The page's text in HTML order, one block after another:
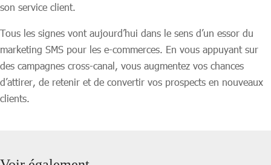
son service client.
Tous les signes vont aujourd’hui dans le sens d’un essor du
marketing SMS pour les e-commerces. En vous appuyant sur
des campagnes cross-canal, vous augmentez vos chances
d’attirer, de retenir et de convertir vos prospects en nouveaux
clients.